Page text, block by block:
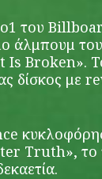
του
άλμπουμ
Is Broken».
δίσκος με
Truth»,